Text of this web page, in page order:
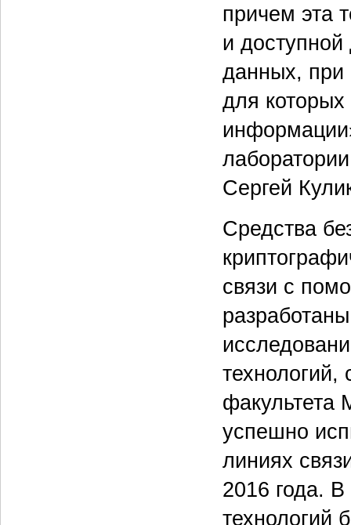
причем эта
и доступной
данных, при
для
Сергей
Средства
связи с
успешно
линиях
2016 года.
технологий